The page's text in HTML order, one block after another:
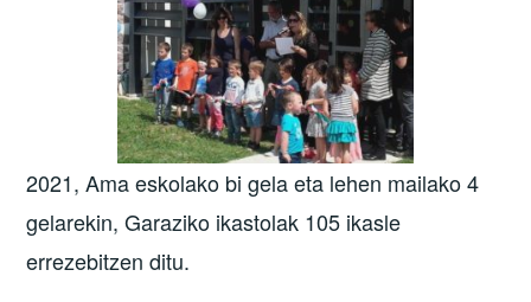
2021, Ama eskolako bi gela eta lehen mailako 4
gelarekin, Garaziko ikastolak 105 ikasle
errezebitzen ditu.